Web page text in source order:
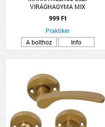
VIRÁGHAGYMA MIX
999 Ft
Praktiker
A bolthoz
Info